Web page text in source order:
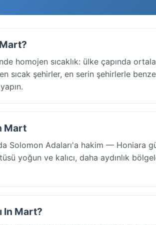
homojen sıcaklık: ülke çapında
sıcak şehirler, en serin şehirlerle
Mart
Solomon Adaları'a hakim — Honiara
yoğun ve kalıcı, daha aydınlık
In Mart?